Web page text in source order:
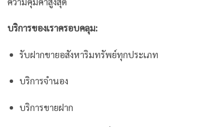
บริการของเราครอบคลุม:
รับฝากขายอสังหาริมทรัพย์ทุกประเภท
บริการจำนอง
บริการขายฝาก